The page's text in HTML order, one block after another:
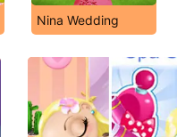
Nina Wedding